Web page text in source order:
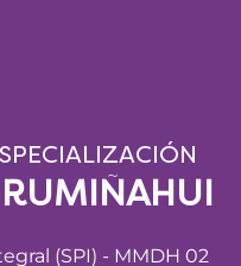
(SPI) - MMDH 02